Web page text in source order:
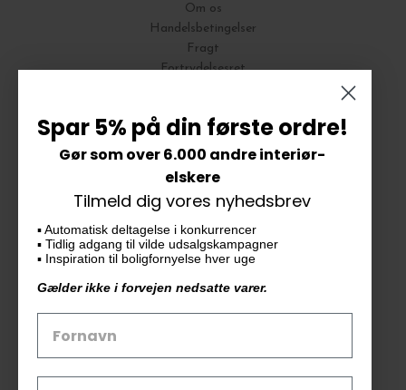
Om os
Handelsbetingelser
Fragt
Fortrydelsesret
Vores butik
KAiKU ApS
Langdalsvej 46, bygning 7
8220 Brabrand
Tlf. 33 11 19 07
CVR-nr. 30715349
Spar 5% på din første ordre!
Gør som over 6.000 andre interiør-
elskere
Tilmeld dig vores nyhedsbrev
▪️ Automatisk deltagelse i konkurrencer
▪️ Tidlig adgang til vilde udsalgskampagner
▪️ Inspiration til boligfornyelse hver uge
Gælder ikke i forvejen nedsatte varer.